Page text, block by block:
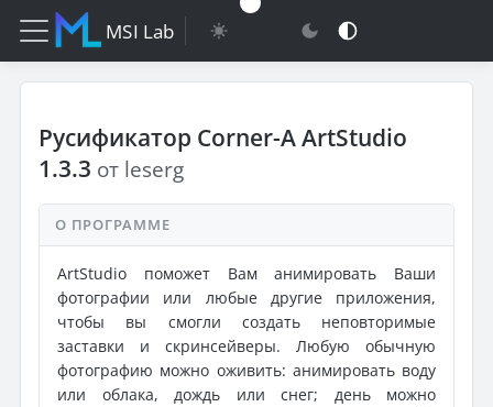
MSI Lab
Русификатор Corner-A ArtStudio
1.3.3 от leserg
О ПРОГРАММЕ
ArtStudio поможет Вам анимировать Ваши
фотографии или любые другие приложения,
чтобы вы смогли создать неповторимые
заставки и скринсейверы. Любую обычную
фотографию можно оживить: анимировать воду
или облака, дождь или снег; день можно